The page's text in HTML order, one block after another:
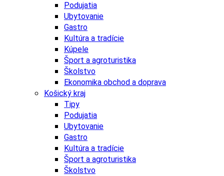
Podujatia
Ubytovanie
Gastro
Kultúra a tradície
Kúpele
Šport a agroturistika
Školstvo
Ekonomika obchod a doprava
Košický kraj
Tipy
Podujatia
Ubytovanie
Gastro
Kultúra a tradície
Šport a agroturistika
Školstvo